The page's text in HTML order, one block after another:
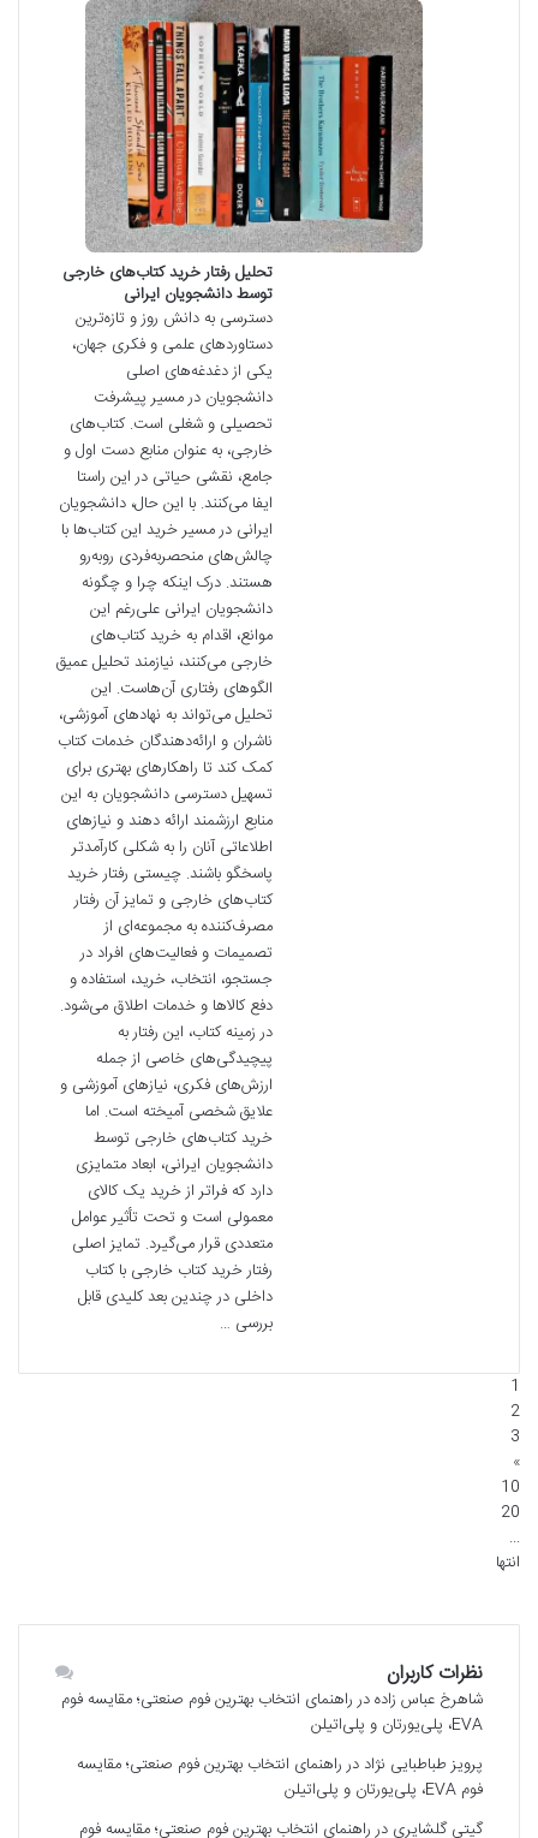
تحلیل رفتار خرید کتاب‌های خارجی
توسط دانشجویان ایرانی
دسترسی به دانش روز و تازه‌ترین
دستاوردهای علمی و فکری جهان،
یکی از دغدغه‌های اصلی
دانشجویان در مسیر پیشرفت
تحصیلی و شغلی است. کتاب‌های
خارجی، به عنوان منابع دست اول و
جامع، نقشی حیاتی در این راستا
ایفا می‌کنند. با این حال، دانشجویان
ایرانی در مسیر خرید این کتاب‌ها با
چالش‌های منحصربه‌فردی روبه‌رو
هستند. درک اینکه چرا و چگونه
دانشجویان ایرانی علی‌رغم این
موانع، اقدام به خرید کتاب‌های
خارجی می‌کنند، نیازمند تحلیل عمیق
الگوهای رفتاری آن‌هاست. این
تحلیل می‌تواند به نهادهای آموزشی،
ناشران و ارائه‌دهندگان خدمات کتاب
کمک کند تا راهکارهای بهتری برای
تسهیل دسترسی دانشجویان به این
منابع ارزشمند ارائه دهند و نیازهای
اطلاعاتی آنان را به شکلی کارآمدتر
پاسخگو باشند. چیستی رفتار خرید
کتاب‌های خارجی و تمایز آن رفتار
مصرف‌کننده به مجموعه‌ای از
تصمیمات و فعالیت‌های افراد در
جستجو، انتخاب، خرید، استفاده و
دفع کالاها و خدمات اطلاق می‌شود.
در زمینه کتاب، این رفتار به
پیچیدگی‌های خاصی از جمله
ارزش‌های فکری، نیازهای آموزشی و
علایق شخصی آمیخته است. اما
خرید کتاب‌های خارجی توسط
دانشجویان ایرانی، ابعاد متمایزی
دارد که فراتر از خرید یک کالای
معمولی است و تحت تأثیر عوامل
متعددی قرار می‌گیرد. تمایز اصلی
رفتار خرید کتاب خارجی با کتاب
داخلی در چندین بعد کلیدی قابل
بررسی …
1
2
3
»
10
20
...
انتها
نظرات کاربران
شاهرخ عباس زادهدرراهنمای انتخاب بهترین فوم صنعتی؛ مقایسه فوم
EVA، پلی‌یورتان و پلی‌اتیلن
پرویز طباطبایی نژاد درراهنمای انتخاب بهترین فوم صنعتی؛ مقایسه
فوم EVA، پلی‌یورتان و پلی‌اتیلن
گیتی گلشایری درراهنمای انتخاب بهترین فوم صنعتی؛ مقایسه فوم